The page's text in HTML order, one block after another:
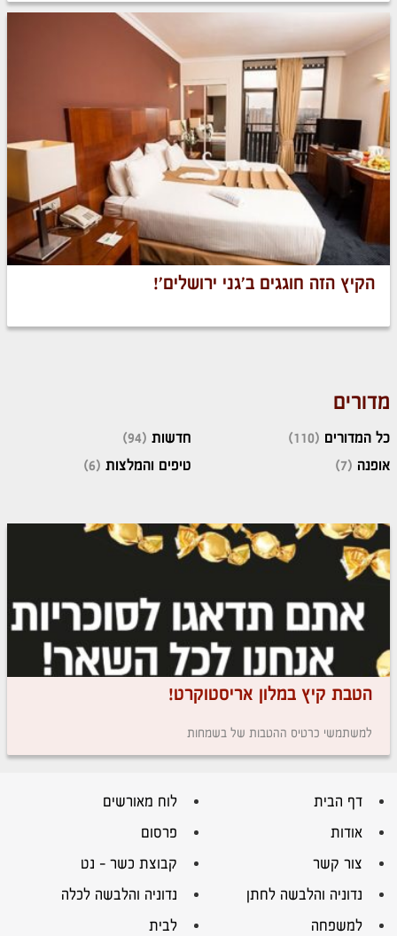
הקיץ הזה חוגגים ב'גני ירושלים'!
מדורים
כל המדורים (110)
אופנה (7)
חדשות (94)
טיפים והמלצות (6)
הטבת קיץ במלון אריסטוקרט!
למשתמשי כרטיס ההטבות של בשמחות
דף הבית
לוח מאורשים
אודות
פרסום
צור קשר
קבוצת כשר – נט
נדוניה והלבשה לחתן
נדוניה והלבשה לכלה
למשפחה
לבית